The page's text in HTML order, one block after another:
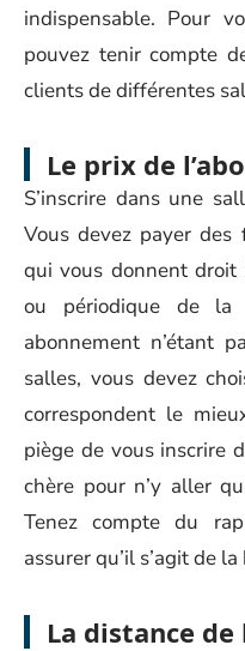
indispensable. Pour
pouvez tenir compte
clients de différentes
Le prix de
S’inscrire dans une
Vous devez payer
qui vous donnent
ou périodique de
abonnement n’étant
salles, vous devez
correspondent le
piège de vous inscrire
chère pour n’y aller
Tenez compte du
assurer qu’il s’agit de
La distance